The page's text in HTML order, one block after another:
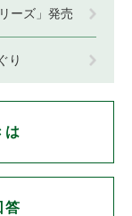
ーズ」発売
り
は
答